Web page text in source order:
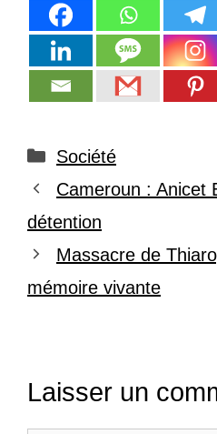
Catégories
Société
Cameroun : Anicet
détention
Massacre de
mémoire vivante
Laisser un